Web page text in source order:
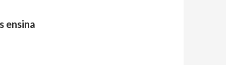
ensina